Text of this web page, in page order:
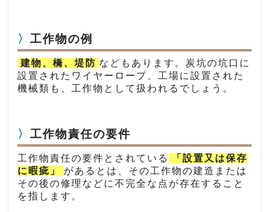
工作物の例
建物、橋、堤防 などもあります。炭坑の坑口に
設置されたワイヤーロープ、工場に設置された
機械類も、工作物として扱われるでしょう。
工作物責任の要件
工作物責任の要件とされている
「設置又は保存
に暇疵」
があるとは、その工作物の建造または
その後の修理などに不完全な点が存在すること
を指します。